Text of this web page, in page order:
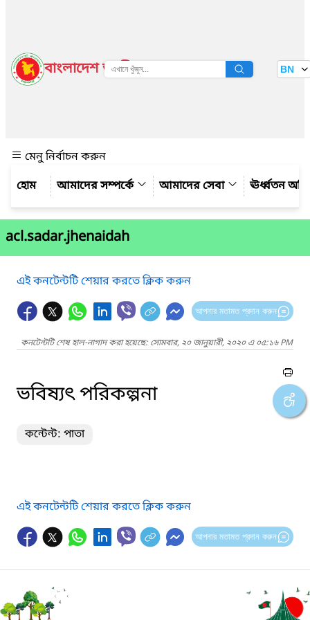
বাংলাদেশ জাতীয় তথ্য বাতায়ন BN
মেনু নির্বাচন করুন
আমাদের সম্পর্কে
আমাদের সেবা ঊর্ধ্বতন
acl.sadar.jhenaidah
এই কনটেন্টটি শেয়ার করতে ক্লিক করুন
আপনার মতামত প্রদান করুন
কনটেন্টটি শেষ হাল-নাগাদ করা হয়েছে: সোমবার, ২০ জানুয়ারী, ২০২০ এ ০৫:১৬ PM
ভবিষ্যৎ পরিকল্পনা
কন্টেন্ট: পাতা
এই কনটেন্টটি শেয়ার করতে ক্লিক করুন
আপনার মতামত প্রদান করুন